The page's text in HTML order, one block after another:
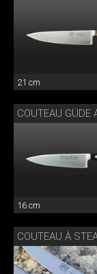
21 cm
COUTEAU GÜDE
16 cm